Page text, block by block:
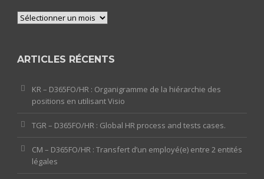
Archives
ARTICLES RÉCENTS
KR – D365FO/HR : Organigramme de la hiérarchie des
positions en utilisant Visio
TGR – D365FO/HR : Global HR process and tests cases.
CM – D365FO/HR : Transfert d’un employé(e) entre 2 entités
légales